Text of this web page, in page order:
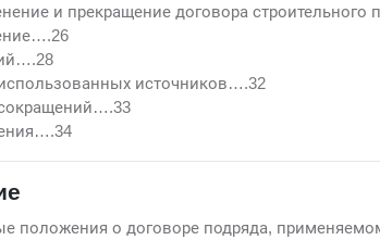
и прекращение договора
источников….32
положения о договоре подряда,